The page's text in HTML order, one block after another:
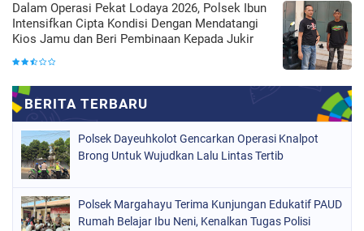
Dalam Operasi Pekat Lodaya 2026, Polsek Ibun
Intensifkan Cipta Kondisi Dengan Mendatangi
Kios Jamu dan Beri Pembinaan Kepada Jukir
Polsek Dayeuhkolot Gencarkan Operasi Knalpot
Brong Untuk Wujudkan Lalu Lintas Tertib
Polsek Margahayu Terima Kunjungan Edukatif PAUD
Rumah Belajar Ibu Neni, Kenalkan Tugas Polisi